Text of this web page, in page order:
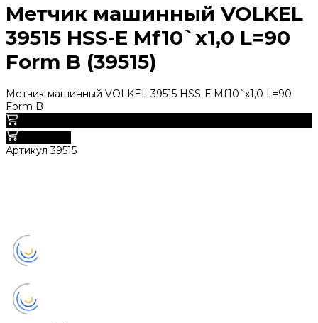
Метчик машинный VOLKEL
39515 HSS-Е Mf10`x1,0 L=90
Form B (39515)
Метчик машинный VOLKEL 39515 HSS-Е Mf10`x1,0 L=90
Form B
Артикул39515